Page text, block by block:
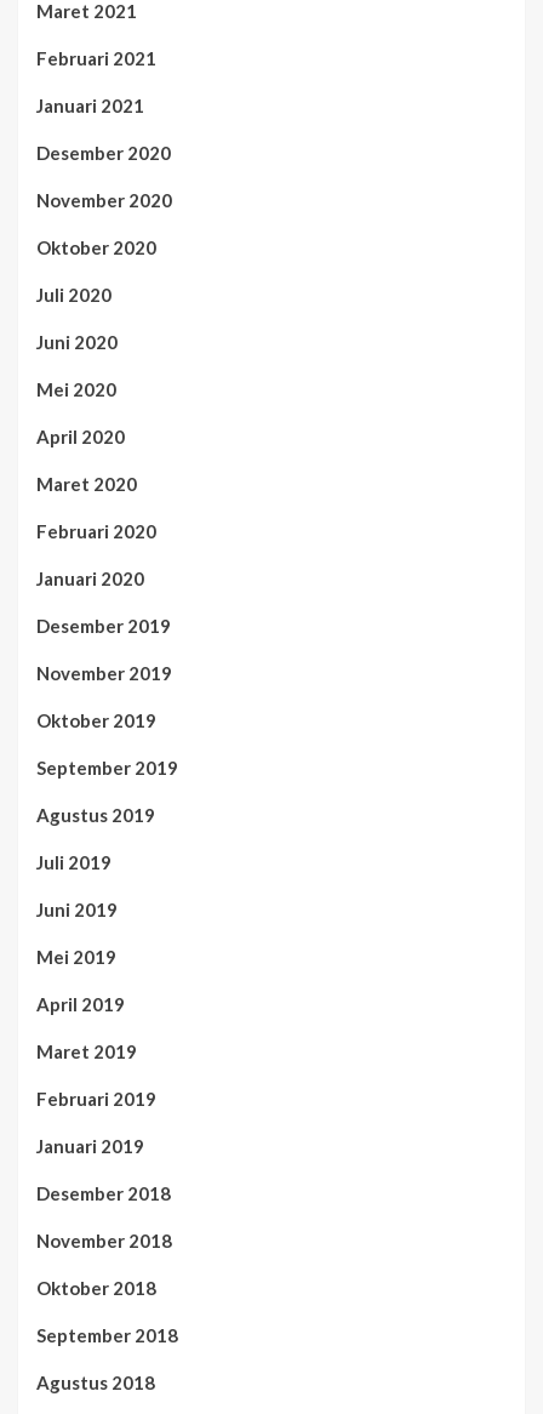
Maret 2021
Februari 2021
Januari 2021
Desember 2020
November 2020
Oktober 2020
Juli 2020
Juni 2020
Mei 2020
April 2020
Maret 2020
Februari 2020
Januari 2020
Desember 2019
November 2019
Oktober 2019
September 2019
Agustus 2019
Juli 2019
Juni 2019
Mei 2019
April 2019
Maret 2019
Februari 2019
Januari 2019
Desember 2018
November 2018
Oktober 2018
September 2018
Agustus 2018